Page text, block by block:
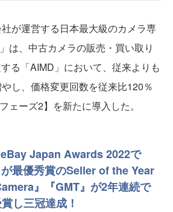
が運営する日本最大級のカメラ専
は、中古カメラの販売・買い取り
る「AIMD」において、従来よりも
し、価格変更回数を従来比120％
ェーズ2】を新たに導入した。
eBay Japan Awards 2022で
が最優秀賞のSeller of the Year
』『GMT』が2年連続で
し三冠達成！